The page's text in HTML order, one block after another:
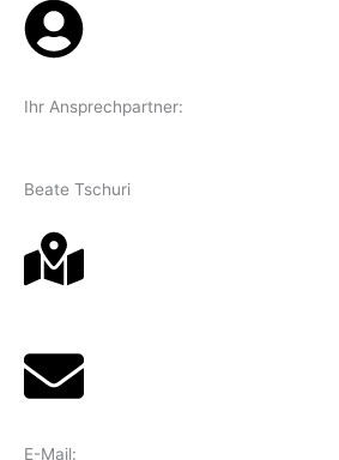
Ihr Ansprechpartner:
Beate Tschuri
E-Mail: